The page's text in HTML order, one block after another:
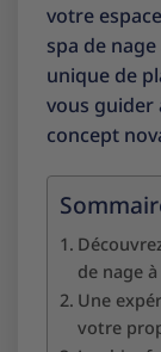
votre
spa de
unique de
vous guider
concept
de nage
Une
votre